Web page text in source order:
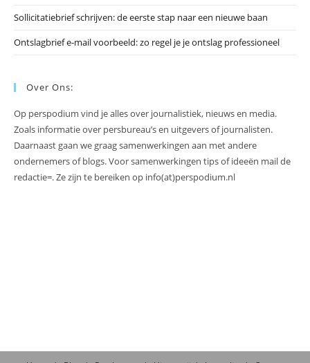
Sollicitatiebrief schrijven: de eerste stap naar een nieuwe baan
Ontslagbrief e-mail voorbeeld: zo regel je je ontslag professioneel
Over Ons:
Op perspodium vind je alles over journalistiek, nieuws en media.
Zoals informatie over persbureau’s en uitgevers of journalisten.
Daarnaast gaan we graag samenwerkingen aan met andere
ondernemers of blogs. Voor samenwerkingen tips of ideeën mail de
redactie=. Ze zijn te bereiken op info(at)perspodium.nl